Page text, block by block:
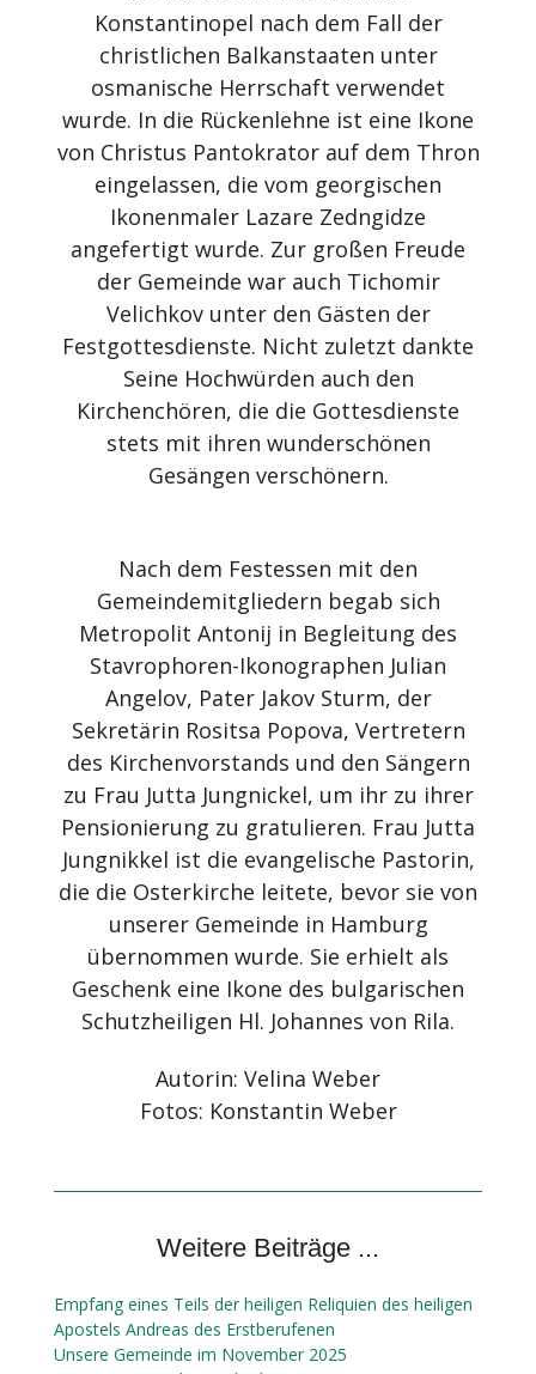
Konstantinopel nach dem Fall der
christlichen Balkanstaaten unter
osmanische Herrschaft verwendet
wurde. In die Rückenlehne ist eine Ikone
von Christus Pantokrator auf dem Thron
eingelassen, die vom georgischen
Ikonenmaler Lazare Zedngidze
angefertigt wurde. Zur großen Freude
der Gemeinde war auch Tichomir
Velichkov unter den Gästen der
Festgottesdienste. Nicht zuletzt dankte
Seine Hochwürden auch den
Kirchenchören, die die Gottesdienste
stets mit ihren wunderschönen
Gesängen verschönern.
Nach dem Festessen mit den
Gemeindemitgliedern begab sich
Metropolit Antonij in Begleitung des
Stavrophoren-Ikonographen Julian
Angelov, Pater Jakov Sturm, der
Sekretärin Rositsa Popova, Vertretern
des Kirchenvorstands und den Sängern
zu Frau Jutta Jungnickel, um ihr zu ihrer
Pensionierung zu gratulieren. Frau Jutta
Jungnikkel ist die evangelische Pastorin,
die die Osterkirche leitete, bevor sie von
unserer Gemeinde in Hamburg
übernommen wurde. Sie erhielt als
Geschenk eine Ikone des bulgarischen
Schutzheiligen Hl. Johannes von Rila.
Autorin: Velina Weber
Fotos: Konstantin Weber
Weitere Beiträge ...
Empfang eines Teils der heiligen Reliquien des heiligen
Apostels Andreas des Erstberufenen
Unsere Gemeinde im November 2025